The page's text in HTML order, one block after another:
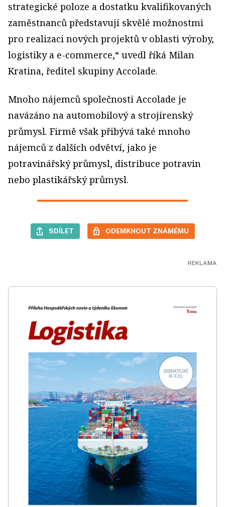
strategické poloze a dostatku kvalifikovaných
zaměstnanců představují skvělé možnostmi
pro realizaci nových projektů v oblasti výroby,
logistiky a e-commerce,“ uvedl říká Milan
Kratina, ředitel skupiny Accolade.
Mnoho nájemců společnosti Accolade je
navázáno na automobilový a strojírenský
průmysl. Firmě však přibývá také mnoho
nájemců z dalších odvětví, jako je
potravinářský průmysl, distribuce potravin
nebo plastikářský průmysl.
SDÍLET ODEMKNOUT ZNÁMÉMU